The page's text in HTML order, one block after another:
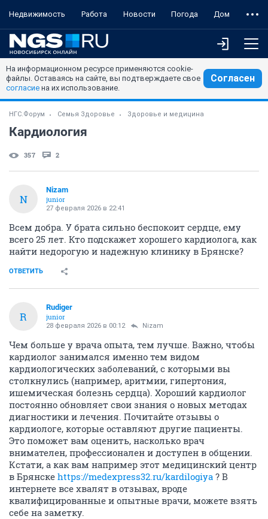
Недвижимость Работа Новости Погода Дом
На информационном ресурсе применяются cookie-
файлы. Оставаясь на сайте, вы подтверждаете свое
согласие на их использование.
Согласен
НГС.Форум Семья Здоровье Здоровье и медицина
Кардиология
357 2
N
Nizam
junior
27 февраля 2026 в 22:41
Всем добра. У брата сильно беспокоит сердце, ему
всего 25 лет. Кто подскажет хорошего кардиолога, как
найти недорогую и надежную клинику в Брянске?
ОТВЕТИТЬ
R
Rudiger
junior
28 февраля 2026 в 00:12 Nizam
Чем больше у врача опыта, тем лучше. Важно, чтобы
кардиолог занимался именно тем видом
кардиологических заболеваний, с которыми вы
столкнулись (например, аритмии, гипертония,
ишемическая болезнь сердца). Хороший кардиолог
постоянно обновляет свои знания о новых методах
диагностики и лечения. Почитайте отзывы о
кардиологе, которые оставляют другие пациенты.
Это поможет вам оценить, насколько врач
внимателен, профессионален и доступен в общении.
Кстати, а как вам например этот медицинский центр
в Брянске https://medexpress32.ru/kardilogiya ? В
интернете все хвалят в отзывах, вроде
квалифицированные и опытные врачи, можете взять
себе на заметку.